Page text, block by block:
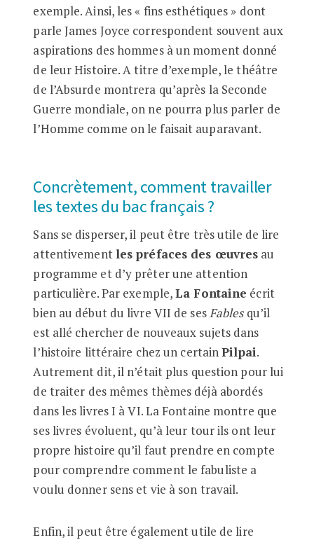
exemple. Ainsi, les « fins esthétiques » dont
parle James Joyce correspondent souvent aux
aspirations des hommes à un moment donné
de leur Histoire. A titre d’exemple, le théâtre
de l’Absurde montrera qu’après la Seconde
Guerre mondiale, on ne pourra plus parler de
l’Homme comme on le faisait auparavant.
Concrètement, comment travailler
les textes du bac français ?
Sans se disperser, il peut être très utile de lire
attentivementles préfaces des œuvres au
programme et d’y prêter une attention
particulière. Par exemple,La Fontaine écrit
bien au début du livre VII de sesFablesqu’il
est allé chercher de nouveaux sujets dans
l’histoire littéraire chez un certainPilpai.
Autrement dit, il n’était plus question pour lui
de traiter des mêmes thèmes déjà abordés
dans les livres I à VI. La Fontaine montre que
ses livres évoluent, qu’à leur tour ils ont leur
propre histoire qu’il faut prendre en compte
pour comprendre comment le fabuliste a
voulu donner sens et vie à son travail.
Enfin, il peut être également utile de lire